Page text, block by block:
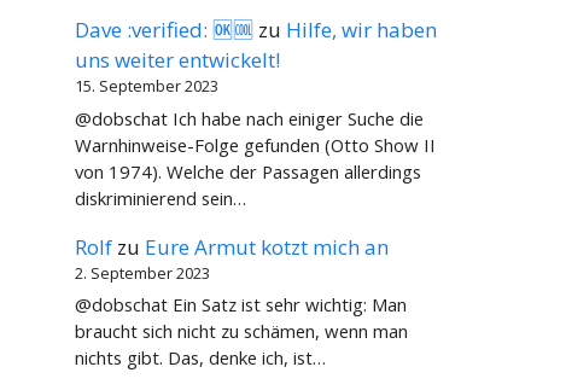
Dave :verified: 🆗🆒 zu Hilfe, wir haben
uns weiter entwickelt!
15. September 2023
@dobschat Ich habe nach einiger Suche die
Warnhinweise-Folge gefunden (Otto Show II
von 1974). Welche der Passagen allerdings
diskriminierend sein…
Rolf zu Eure Armut kotzt mich an
2. September 2023
@dobschat Ein Satz ist sehr wichtig: Man
braucht sich nicht zu schämen, wenn man
nichts gibt. Das, denke ich, ist…